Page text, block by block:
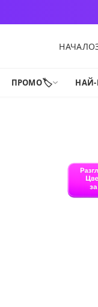
НАЧАЛО
ПРОМО🏷️